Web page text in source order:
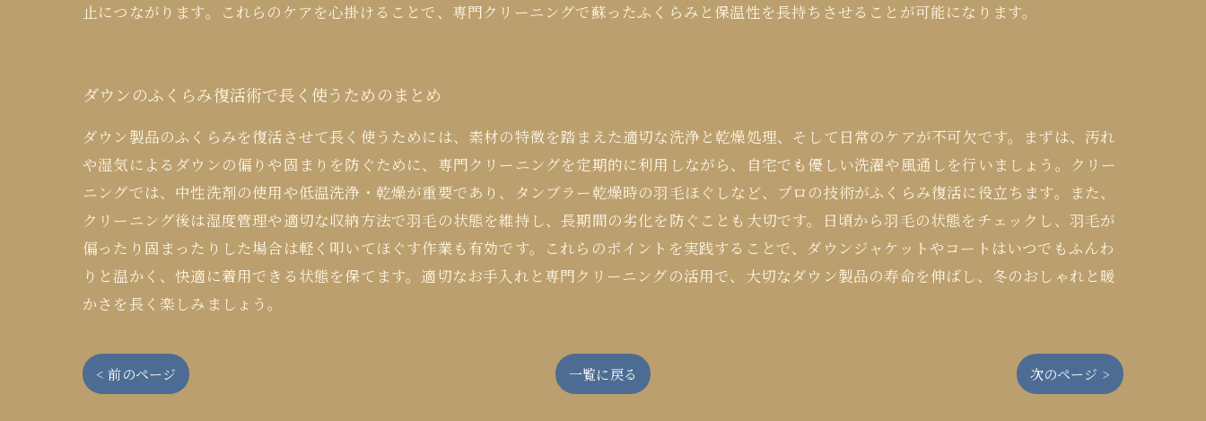
止につながります。これらのケアを心掛けることで、専門クリーニングで蘇ったふくらみと保温性を長持ちさせることが可能になります。
ダウンのふくらみ復活術で長く使うためのまとめ
ダウン製品のふくらみを復活させて長く使うためには、素材の特徴を踏まえた適切な洗浄と乾燥処理、そして日常のケアが不可欠です。まずは、汚れ
や湿気によるダウンの偏りや固まりを防ぐために、専門クリーニングを定期的に利用しながら、自宅でも優しい洗濯や風通しを行いましょう。クリー
ニングでは、中性洗剤の使用や低温洗浄・乾燥が重要であり、タンブラー乾燥時の羽毛ほぐしなど、プロの技術がふくらみ復活に役立ちます。また、
クリーニング後は湿度管理や適切な収納方法で羽毛の状態を維持し、長期間の劣化を防ぐことも大切です。日頃から羽毛の状態をチェックし、羽毛が
偏ったり固まったりした場合は軽く叩いてほぐす作業も有効です。これらのポイントを実践することで、ダウンジャケットやコートはいつでもふんわ
りと温かく、快適に着用できる状態を保てます。適切なお手入れと専門クリーニングの活用で、大切なダウン製品の寿命を伸ばし、冬のおしゃれと暖
かさを長く楽しみましょう。
< 前のページ 一覧に戻る 次のページ >